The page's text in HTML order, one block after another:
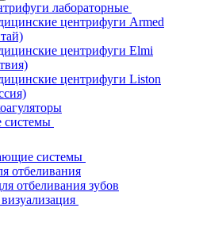
лабораторные
центрифуги Armed
центрифуги Elmi
центрифуги Liston
системы
отбеливания
отбеливания зубов